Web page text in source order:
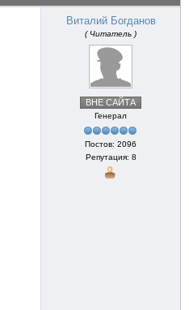
Виталий Богданов
( Читатель )
ВНЕ САЙТА
Генерал
Постов: 2096
Репутация: 8